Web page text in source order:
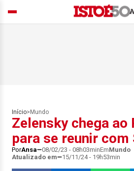
Início> Mundo
Zelensky chega ao
para se reunir com
PorAnsa 08/02/23 - 08h03minEmMundo
Atualizado em
15/11/24 - 19h53min